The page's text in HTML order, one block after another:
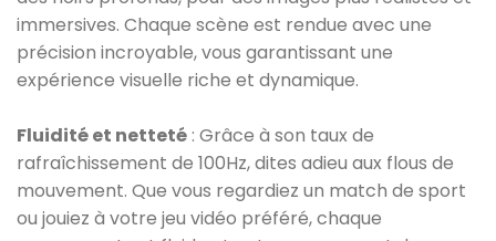
immersives. Chaque scène est rendue avec une
précision incroyable, vous garantissant une
expérience visuelle riche et dynamique.
Fluidité et netteté : Grâce à son taux de
rafraîchissement de 100Hz, dites adieu aux flous de
mouvement. Que vous regardiez un match de sport
ou jouiez à votre jeu vidéo préféré, chaque